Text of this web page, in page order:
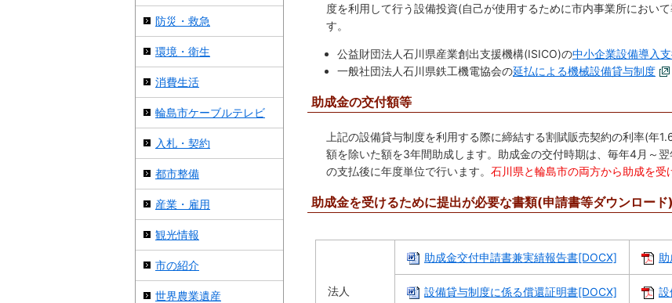
度を利用して行う設備投資(自己が使用するために市内事業所におい
す。
公益財団法人石川県産業創出支援機構(ISICO)の中小企業設備導入
一般社団法人石川県鉄工機電協会の延払による機械設備貸与制度
助成金の交付額等
上記の設備貸与制度を利用する際に締結する割賦販売契約の利率(年
額を除いた額を3年間助成します。助成金の交付時期は、毎年4月～
の支払後に年度単位で行います。 石川県と輪島市の両方から助成を受
助成金を受けるために提出が必要な書類(申請書等ダウンロード)
法人
助成金交付申請書兼実績報告書[DOCX]
設備貸与制度に係る償還証明書[DOCX] 設
防災・救急
環境・衛生
消費生活
輪島市ケーブルテレビ
入札・契約
都市整備
産業・雇用
観光情報
市の紹介
世界農業遺産